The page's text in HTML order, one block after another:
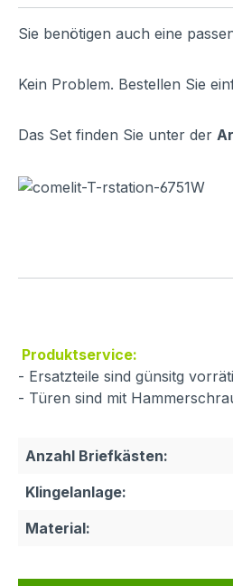
Sie benötigen auch eine
Kein Problem. Bestellen Sie
Das Set finden Sie unter der
Produktservice:
- Ersatzteile sind günsitg
- Türen sind mit
Anzahl Briefkästen:
Klingelanlage:
Material: